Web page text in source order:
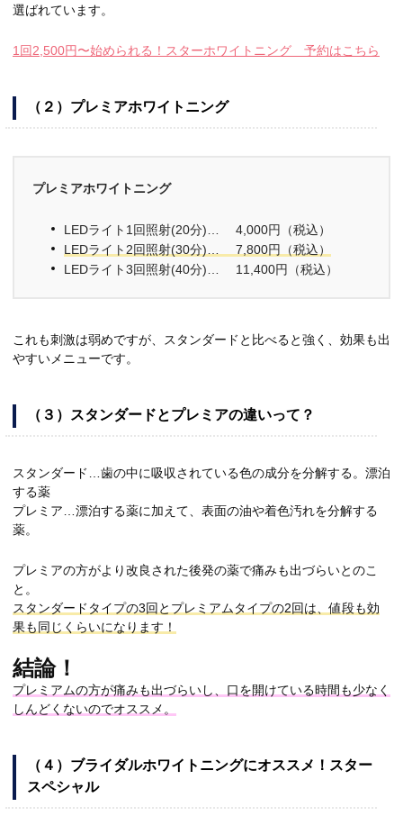
選ばれています。
1回2,500円〜始められる！スターホワイトニング 予約はこちら
（２）プレミアホワイトニング
プレミアホワイトニング
LEDライト1回照射(20分)… 4,000円（税込）
LEDライト2回照射(30分)… 7,800円（税込）
LEDライト3回照射(40分)… 11,400円（税込）
これも刺激は弱めですが、スタンダードと比べると強く、効果も出
やすいメニューです。
（３）スタンダードとプレミアの違いって？
スタンダード…歯の中に吸収されている色の成分を分解する。漂泊
する薬
プレミア…漂泊する薬に加えて、表面の油や着色汚れを分解する
薬。
プレミアの方がより改良された後発の薬で痛みも出づらいとのこ
と。
スタンダードタイプの3回とプレミアムタイプの2回は、値段も効
果も同じくらいになります！
結論！
プレミアムの方が痛みも出づらいし、口を開けている時間も少なく
しんどくないのでオススメ。
（４）ブライダルホワイトニングにオススメ！スター
スペシャル